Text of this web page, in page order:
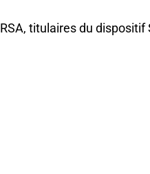
titulaires du